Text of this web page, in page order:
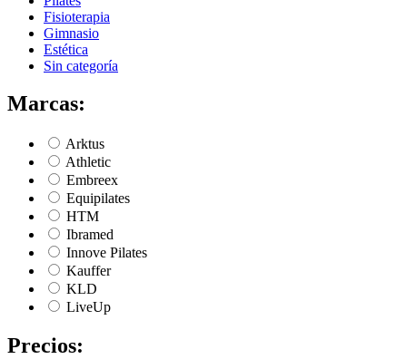
Fisioterapia
Gimnasio
Estética
Sin categoría
Marcas:
Arktus
Athletic
Embreex
Equipilates
HTM
Ibramed
Innove Pilates
Kauffer
KLD
LiveUp
Precios: